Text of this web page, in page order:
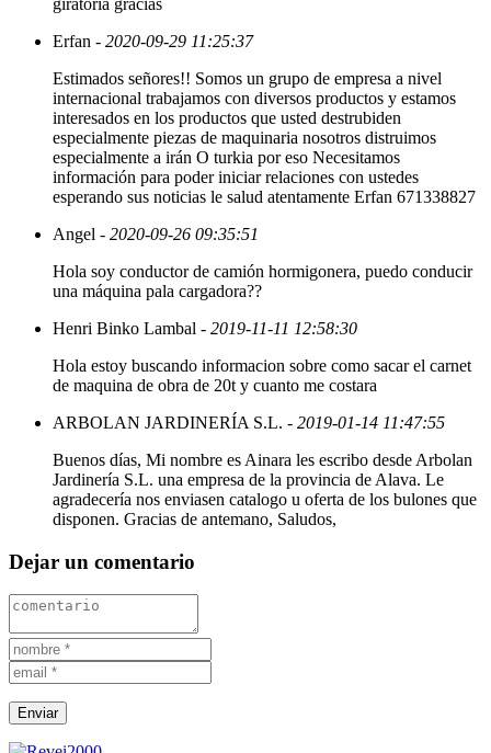
Erfan - 2020-09-29 11:25:37
Estimados señores!! Somos un grupo de empresa a nivel
internacional trabajamos con diversos productos y estamos
interesados en los productos que usted destrubiden
especialmente piezas de maquinaria nosotros distruimos
especialmente a irán O turkia por eso Necesitamos
información para poder iniciar relaciones con ustedes
esperando sus noticias le salud atentamente Erfan 671338827
Angel - 2020-09-26 09:35:51
Hola soy conductor de camión hormigonera, puedo conducir
una máquina pala cargadora??
Henri Binko Lambal - 2019-11-11 12:58:30
Hola estoy buscando informacion sobre como sacar el carnet
de maquina de obra de 20t y cuanto me costara
ARBOLAN JARDINERÍA S.L. - 2019-01-14 11:47:55
Buenos días, Mi nombre es Ainara les escribo desde Arbolan
Jardinería S.L. una empresa de la provincia de Alava. Le
agradecería nos enviasen catalogo u oferta de los bulones que
disponen. Gracias de antemano, Saludos,
Dejar un comentario